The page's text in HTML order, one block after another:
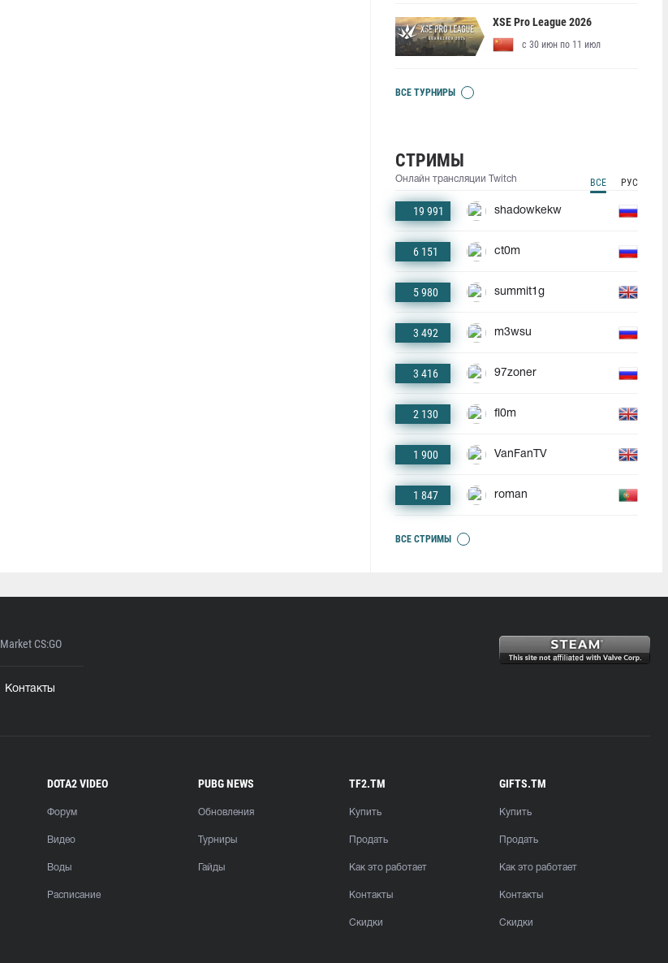
XSE Pro League 2026
с 30 июн по 11 июл
ВСЕ ТУРНИРЫ
СТРИМЫ
Онлайн трансляции Twitch ВСЕ РУС
19 991 shadowkekw
6 151 ct0m
5 980 summit1g
3 492 m3wsu
3 416 97zoner
2 130 fl0m
1 900 VanFanTV
1 847 roman
ВСЕ СТРИМЫ
Market CS:GO
Контакты
DOTA2 VIDEO
Форум
Видео
Воды
Расписание
PUBG NEWS
Обновления
Турниры
Гайды
TF2.TM
Купить
Продать
Как это работает
Контакты
Скидки
GIFTS.TM
Купить
Продать
Как это работает
Контакты
Скидки